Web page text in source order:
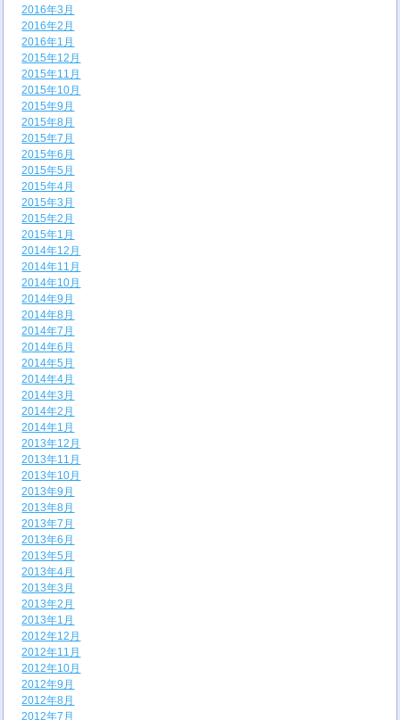
2016年3月
2016年2月
2016年1月
2015年12月
2015年11月
2015年10月
2015年9月
2015年8月
2015年7月
2015年6月
2015年5月
2015年4月
2015年3月
2015年2月
2015年1月
2014年12月
2014年11月
2014年10月
2014年9月
2014年8月
2014年7月
2014年6月
2014年5月
2014年4月
2014年3月
2014年2月
2014年1月
2013年12月
2013年11月
2013年10月
2013年9月
2013年8月
2013年7月
2013年6月
2013年5月
2013年4月
2013年3月
2013年2月
2013年1月
2012年12月
2012年11月
2012年10月
2012年9月
2012年8月
2012年7月